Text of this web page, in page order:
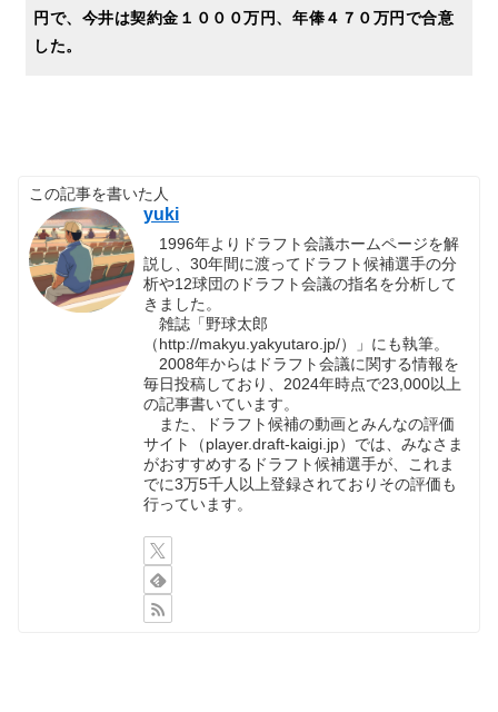
円で、今井は契約金１０００万円、年俸４７０万円で合意
した。
この記事を書いた人
yuki
1996年よりドラフト会議ホームページを解
説し、30年間に渡ってドラフト候補選手の分
析や12球団のドラフト会議の指名を分析して
きました。
雑誌「野球太郎
（http://makyu.yakyutaro.jp/）」にも執筆。
2008年からはドラフト会議に関する情報を
毎日投稿しており、2024年時点で23,000以上
の記事書いています。
また、ドラフト候補の動画とみんなの評価
サイト（player.draft-kaigi.jp）では、みなさま
がおすすめするドラフト候補選手が、これま
でに3万5千人以上登録されておりその評価も
行っています。